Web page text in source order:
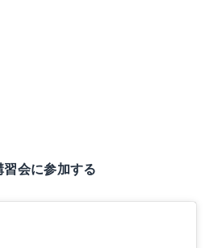
会に参加する